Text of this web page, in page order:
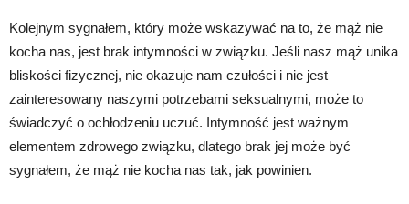
Kolejnym sygnałem, który może wskazywać na to, że mąż nie
kocha nas, jest brak intymności w związku. Jeśli nasz mąż unika
bliskości fizycznej, nie okazuje nam czułości i nie jest
zainteresowany naszymi potrzebami seksualnymi, może to
świadczyć o ochłodzeniu uczuć. Intymność jest ważnym
elementem zdrowego związku, dlatego brak jej może być
sygnałem, że mąż nie kocha nas tak, jak powinien.